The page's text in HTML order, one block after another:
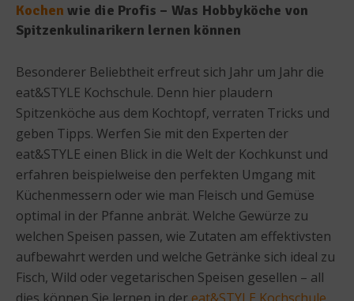
Kochen wie die Profis – Was Hobbyköche von
Spitzenkulinarikern lernen können
Besonderer Beliebtheit erfreut sich Jahr um Jahr die
eat&STYLE Kochschule. Denn hier plaudern
Spitzenköche aus dem Kochtopf, verraten Tricks und
geben Tipps. Werfen Sie mit den Experten der
eat&STYLE einen Blick in die Welt der Kochkunst und
erfahren beispielweise den perfekten Umgang mit
Küchenmessern oder wie man Fleisch und Gemüse
optimal in der Pfanne anbrät. Welche Gewürze zu
welchen Speisen passen, wie Zutaten am effektivsten
aufbewahrt werden und welche Getränke sich ideal zu
Fisch, Wild oder vegetarischen Speisen gesellen – all
dies können Sie lernen in der eat&STYLE Kochschule